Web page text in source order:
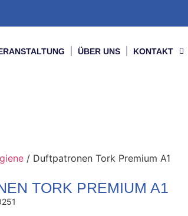
ÜBER UNS KONTAKT
/ Duftpatronen Tork Premium A1
TORK PREMIUM A1